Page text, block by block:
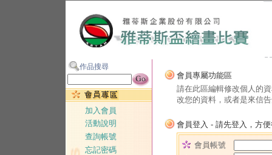
作品搜尋
加入會員
活動說明
查詢帳號
忘記密碼
會員專屬功能區
請在此區編輯修改個人的
改您的資料，或者是來信
會員登入 - 請先登入，方
會員帳號